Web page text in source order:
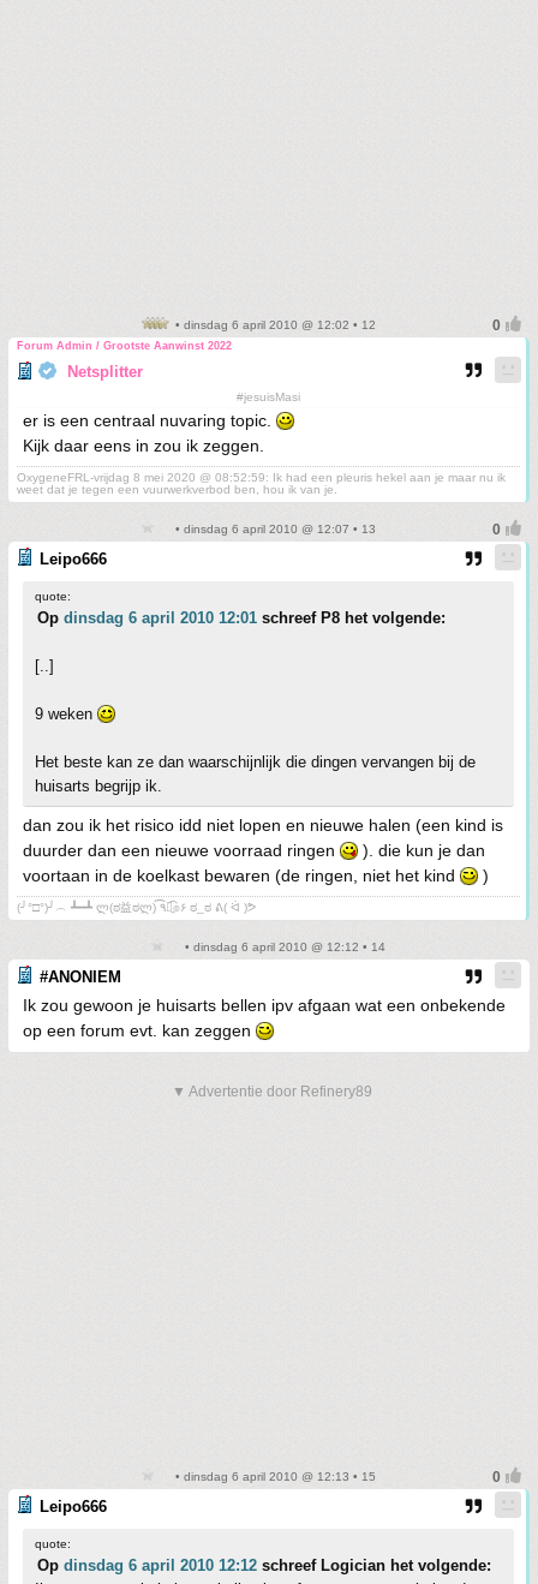
• dinsdag 6 april 2010 @ 12:02 • 12
Forum Admin / Grootste Aanwinst 2022
Netsplitter
#jesuisMasi
er is een centraal nuvaring topic.
Kijk daar eens in zou ik zeggen.
OxygeneFRL-vrijdag 8 mei 2020 @ 08:52:59: Ik had een pleuris hekel aan je maar nu ik
weet dat je tegen een vuurwerkverbod ben, hou ik van je.
• dinsdag 6 april 2010 @ 12:07 • 13
Leipo666
quote:
Op dinsdag 6 april 2010 12:01 schreef P8 het volgende:
[..]
9 weken
Het beste kan ze dan waarschijnlijk die dingen vervangen bij de
huisarts begrijp ik.
dan zou ik het risico idd niet lopen en nieuwe halen (een kind is
duurder dan een nieuwe voorraad ringen
). die kun je dan
voortaan in de koelkast bewaren (de ringen, niet het kind
)
(╯°□°)╯︵ ┻━┻ ლ(ಠ益ಠლ) ٩͡๏̯͡๏۶ ಠ_ಠ ᕕ( ᐛ )ᕗ
• dinsdag 6 april 2010 @ 12:12 • 14
#ANONIEM
Ik zou gewoon je huisarts bellen ipv afgaan wat een onbekende
op een forum evt. kan zeggen
▼ Advertentie door Refinery89
• dinsdag 6 april 2010 @ 12:13 • 15
Leipo666
quote:
Op dinsdag 6 april 2010 12:12 schreef Logician het volgende: